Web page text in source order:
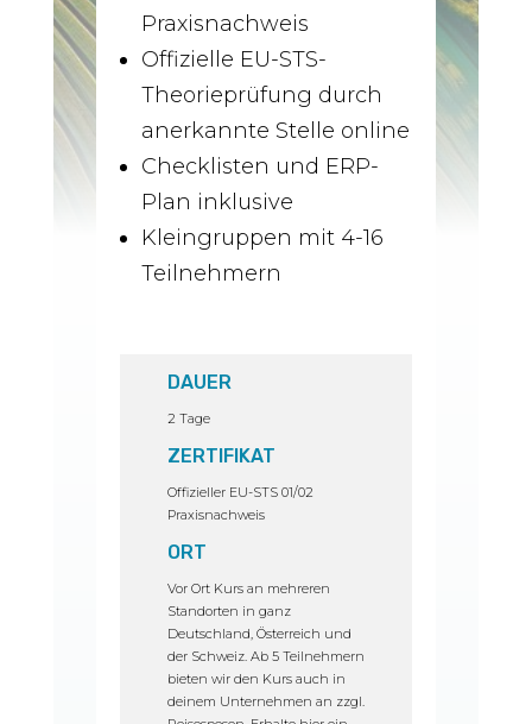
Praxisnachweis
Offizielle EU-STS-
Theorieprüfung durch
anerkannte Stelle online
Checklisten und ERP-
Plan inklusive
Kleingruppen mit 4-16
Teilnehmern
DAUER
2 Tage
ZERTIFIKAT
Offizieller EU-STS 01/02
Praxisnachweis
ORT
Vor Ort Kurs an mehreren
Standorten in ganz
Deutschland, Österreich und
der Schweiz. Ab 5 Teilnehmern
bieten wir den Kurs auch in
deinem Unternehmen an zzgl.